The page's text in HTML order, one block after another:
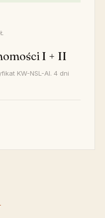
I + II
KW-NSL-AI. 4 dni